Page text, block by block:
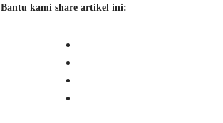
Bantu kami share artikel ini: